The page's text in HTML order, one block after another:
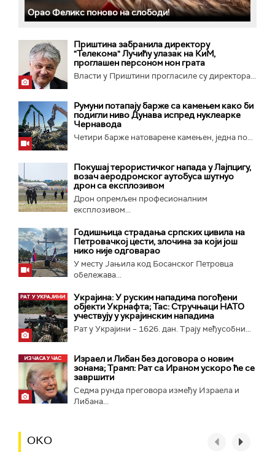
Орао Феликс поново на слободи!
Приштина забранила директору
"Телекома" Лучићу улазак на КиМ,
проглашен персоном нон грата
Власти у Приштини прогласиле су директора...
Румуни потапају барже са камењем како би
подигли ниво Дунава испред нуклеарке
Чернавода
Четири барже натоварене камењен, једна по...
Покушај терористичког напада у Лајпцигу,
возач аеродромског аутобуса шутнуо
дрон са експлозивом
Дрон опремљен професионалним
експлозивом...
Годишњица страдања српских цивила на
Петровачкој цести, злочина за који још
нико није одговарао
У месту Јањила код Босанског Петровца
обележава...
Украјина: У руским нападима погођени
објекти Укрнафта; Тас: Стручњаци НАТО
учествују у украјинским нападима
Рат у Украјини – 1626. дан. Трају међусобни...
Израел и Либан без договора о новим
зонама; Трамп: Рат са Ираном ускоро ће се
завршити
Седма рунда преговора између Израела и
Либана...
ОКО